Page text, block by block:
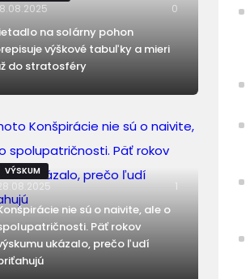
0
na solárny pohon
výškové tabuľky a mieri
do stratosféry
VÝSKUM
1
nie sú o naivite, ale o
Päť rokov
ukázalo, prečo ľudí